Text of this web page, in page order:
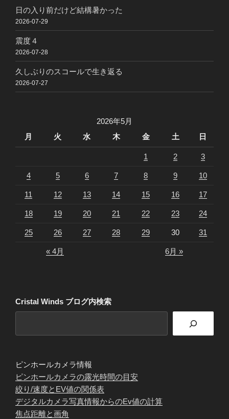
日の入り前だけど結構暑かった
2026-07-29
震度４
2026-07-28
久しぶりのスコールで生き返る
2026-07-27
2026年5月
月
火 水 木 金 土 日
1 2 3
4 5 6 7 8 9 10
11 12 13 14 15 16 17
18 19 20 21 22 23 24
25 26 27 28 29 30 31
« 4月 6月 »
Cristal Winds ブログ内検索
ピンホールカメラ情報
ピンホールカメラの露光時間の目安
絞り/速度とEV値の関係表
デジタルカメラ写真情報からのEv値の計算
焦点距離と画角